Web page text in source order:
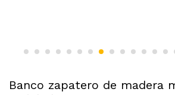
Banco zapatero de madera